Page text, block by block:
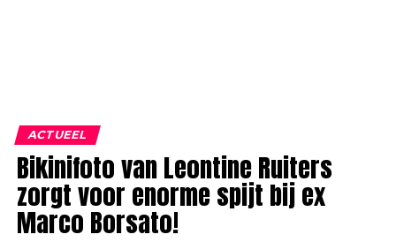
ACTUEEL
Bikinifoto van Leontine Ruiters
zorgt voor enorme spijt bij ex
Marco Borsato!